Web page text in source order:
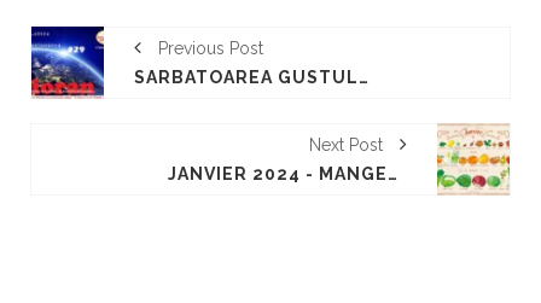
Previous Post
SARBATOAREA GUSTULUI / LA FÊTE DU GOÛT 2023/2030 POUR L’ÉDUCATION INCLUSIVE AU MIEUX MANGER DURABLE.
Next Post
JANVIER 2024 - MANGER DURABLE - MANGER DE SAISON - MANGER MIEUX